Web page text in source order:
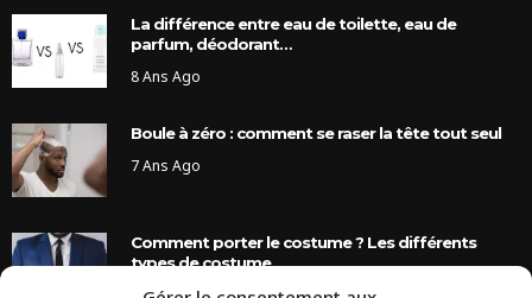
La différence entre eau de toilette, eau de
parfum, déodorant…
8 Ans Ago
Boule à zéro : comment se raser la tête tout seul
7 Ans Ago
Comment porter le costume ? Les différents
types de costume